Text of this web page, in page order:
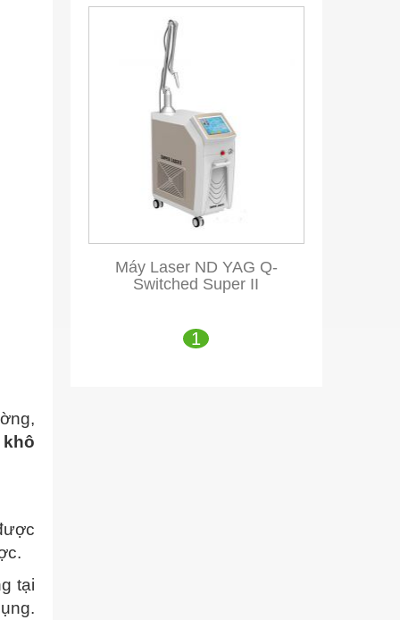
tại
Máy Laser ND YAG Q-
Switched Super II
1